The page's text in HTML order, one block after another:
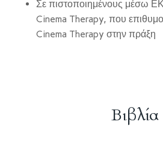
Σε πιστοποιημένους μέσω
Cinema Therapy, που
Cinema Therapy στην πράξη
Βιβλία